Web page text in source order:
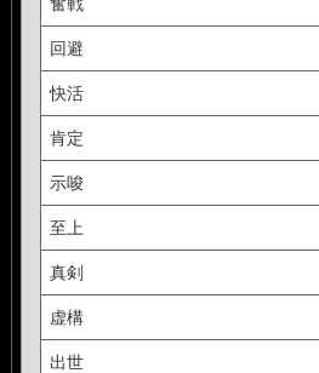
回避
快活
肯定
示唆
至上
真剣
虚構
出世